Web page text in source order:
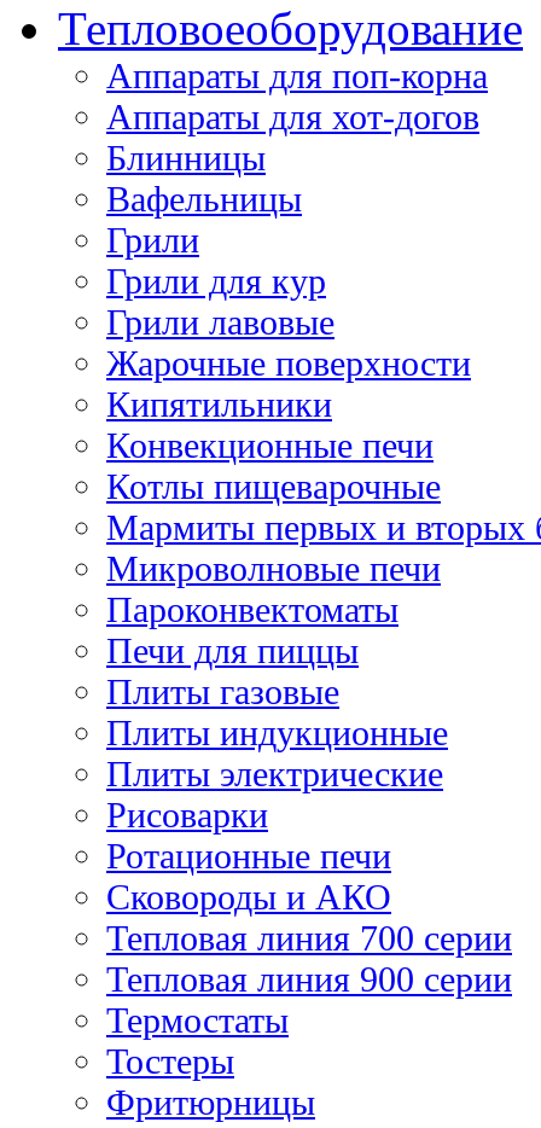
Тепловоеоборудование
Аппараты для поп-корна
Аппараты для хот-догов
Блинницы
Вафельницы
Грили
Грили для кур
Грили лавовые
Жарочные поверхности
Кипятильники
Конвекционные печи
Котлы пищеварочные
Мармиты первых и вторых
Микроволновые печи
Пароконвектоматы
Печи для пиццы
Плиты газовые
Плиты индукционные
Плиты электрические
Рисоварки
Ротационные печи
Сковороды и АКО
Тепловая линия 700 серии
Тепловая линия 900 серии
Термостаты
Тостеры
Фритюрницы